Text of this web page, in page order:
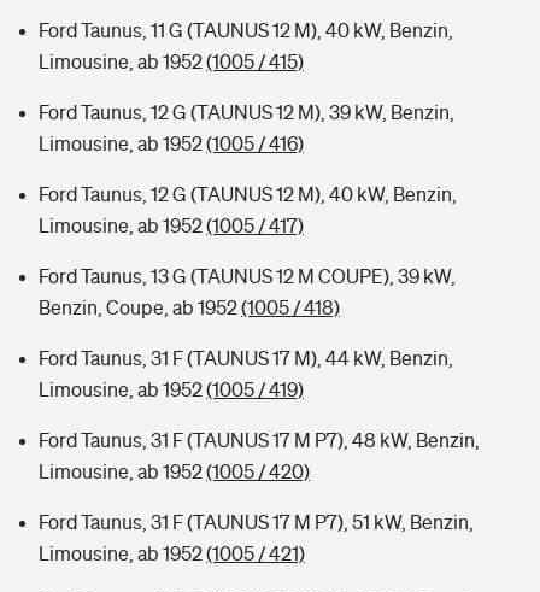
Ford Taunus, 11 G (TAUNUS 12 M), 40 kW, Benzin,
Limousine, ab 1952(1005 / 415)
Ford Taunus, 12 G (TAUNUS 12 M), 39 kW, Benzin,
Limousine, ab 1952(1005 / 416)
Ford Taunus, 12 G (TAUNUS 12 M), 40 kW, Benzin,
Limousine, ab 1952(1005 / 417)
Ford Taunus, 13 G (TAUNUS 12 M COUPE), 39 kW,
Benzin, Coupe, ab 1952(1005 / 418)
Ford Taunus, 31 F (TAUNUS 17 M), 44 kW, Benzin,
Limousine, ab 1952(1005 / 419)
Ford Taunus, 31 F (TAUNUS 17 M P7), 48 kW, Benzin,
Limousine, ab 1952(1005 / 420)
Ford Taunus, 31 F (TAUNUS 17 M P7), 51 kW, Benzin,
Limousine, ab 1952(1005 / 421)